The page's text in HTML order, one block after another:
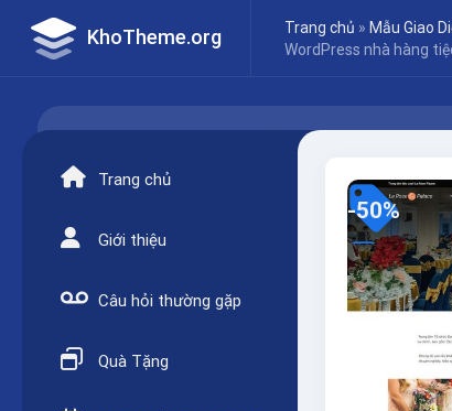
KhoTheme.org Trang chủ »Mẫu Giao
WordPress nhà hàng
Trang chủ
Giới thiệu
Câu hỏi thường gặp
Quà Tặng
-50%